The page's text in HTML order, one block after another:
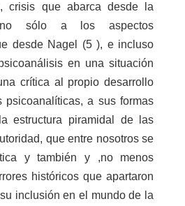
crisis que abarca desde la
sólo a los aspectos
desde Nagel (5 ), e incluso
en una situación
crítica al propio desarrollo
psicoanalíticas, a sus formas
estructura piramidal de las
que entre nosotros se
y también y ,no menos
históricos que apartaron
inclusión en el mundo de la